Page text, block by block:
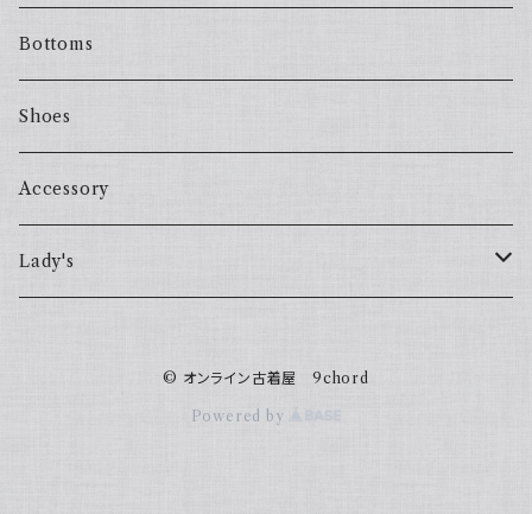
Bottoms
Shoes
Accessory
Lady's
© オンライン古着屋 9chord
Powered by